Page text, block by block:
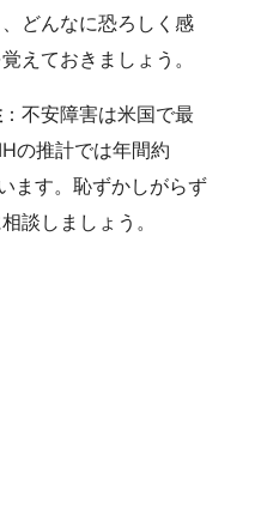
どんなに恐ろしく感
えておきましょう。
：不安障害は米国で最
の推計では年間約
ます。恥ずかしがらず
談しましょう。